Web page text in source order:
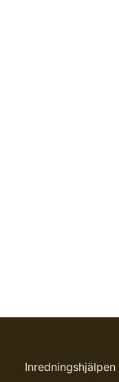
Inredningshjälpen